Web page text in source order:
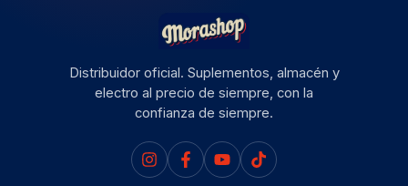
Distribuidor oficial. Suplementos, almacén y
electro al precio de siempre, con la
confianza de siempre.